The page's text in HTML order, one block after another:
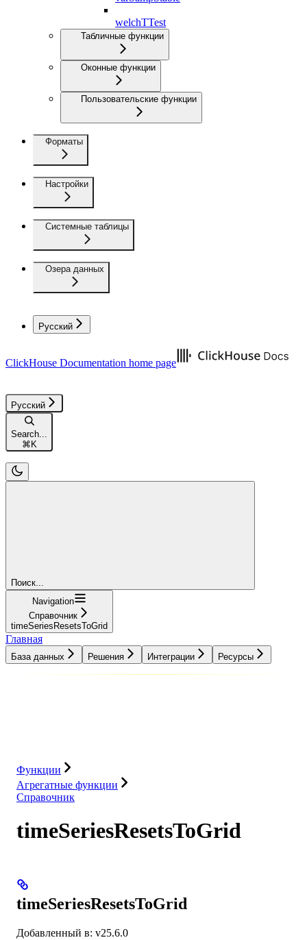
welchTTest
Табличные функции
Оконные функции
Пользовательские функции
Форматы
Настройки
Системные таблицы
Озера данных
Русский
ClickHouse Documentation home page
Русский
Search...
⌘K
Поиск...
Navigation
Справочник
timeSeriesResetsToGrid
Главная
База данных Решения Интеграции Ресурсы
Функции
Агрегатные функции
Справочник
timeSeriesResetsToGrid
timeSeriesResetsToGrid
Добавленный в: v25.6.0